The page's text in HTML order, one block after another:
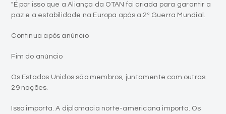
"É por isso que a Aliança da OTAN foi criada para garantir a
paz e a estabilidade na Europa após a 2ª Guerra Mundial.
Continua após anúncio
Fim do anúncio
Os Estados Unidos são membros, juntamente com outras
29 nações.
Isso importa. A diplomacia norte-americana importa. Os